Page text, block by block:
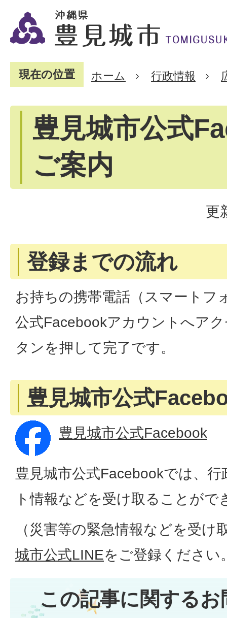
現在の位置 ホーム 行政情報
豊見城市公式
ご案内
更
登録までの流れ
お持ちの携帯電話（スマートフ
公式Facebookアカウントへア
タンを押して完了です。
豊見城市公式
豊見城市公式Facebook
豊見城市公式Facebookでは、
ト情報などを受け取ることがで
（災害等の緊急情報などを受け
城市公式LINEをご登録ください
この記事に関する